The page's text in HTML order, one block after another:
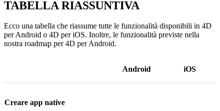
TABELLA RIASSUNTIVA
Ecco una tabella che riassume tutte le funzionalità disponibili in 4D
per Android o 4D per iOS. Inoltre, le funzionalità previste nella
nostra roadmap per 4D per Android.
Android iOS
Creare app native